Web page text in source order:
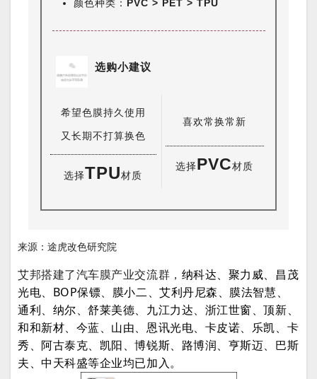
颜色种类： PVC > PET > TPU
选购小建议
希望色膜持久使用
又长期不打算换色
选择TPU材质
喜欢常换常新
选择PVC材质
来源：途虎改色研究院
艾邦搭建了汽车膜产业交流群， 纳科达、聚力威、昌茂
光电、BOP保镖、膜小二、艾利丹尼森、膜法智慧、
通利、纳尔、舒莱美德、九江力达、浙江世窗、顶新、
和和新材、今蓝、山由、恩讯光电、卡皮诺、乐凯、卡
秀、阿古泰克、凯阳、博锐斯、路博润、亨斯迈、巴斯
夫、中天科盛等企业均已加入。